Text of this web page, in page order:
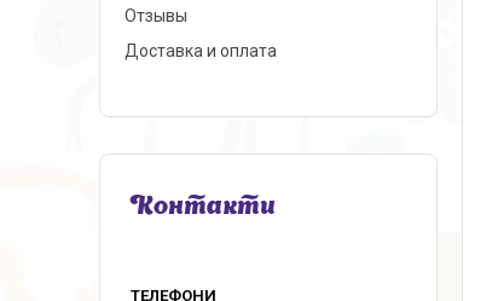
Отзывы
Доставка и оплата
Контакти